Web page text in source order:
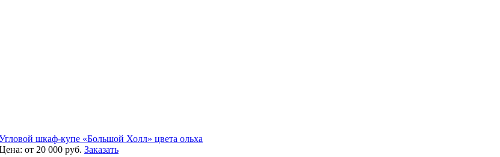
шкаф-купе «Большой Холл» цвета ольха
от 20 000 руб. Заказать